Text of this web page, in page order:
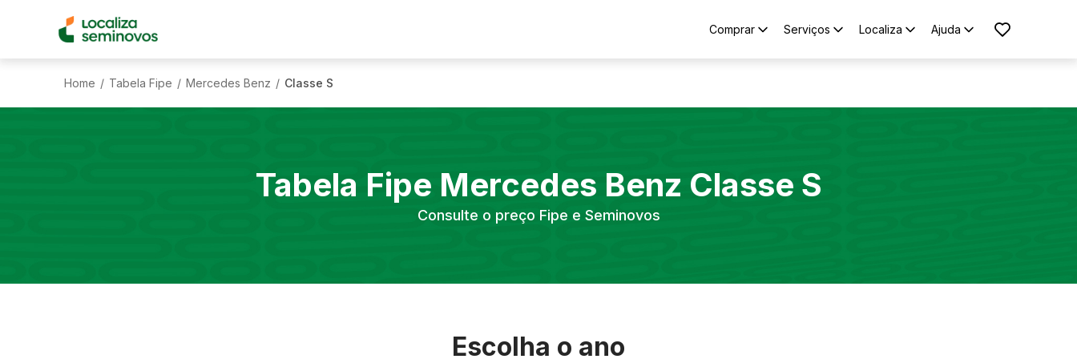
Comprar Serviços Localiza Ajuda
Home / Tabela Fipe / Mercedes Benz / Classe S
Tabela Fipe Mercedes Benz Classe S
Consulte o preço Fipe e Seminovos
Escolha o ano